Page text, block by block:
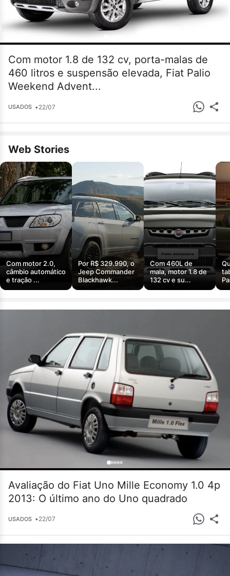
Com motor 1.8 de 132 cv, porta-malas de
460 litros e suspensão elevada, Fiat Palio
Weekend Advent...
USADOS •22/07
Web Stories
Com motor 2.0,
câmbio automático
e tração ...
Por R$ 329.990, o
Jeep Commander
Blackhawk...
Com 460L de
mala, motor 1.8 de
132 cv e su...
Avaliação do Fiat Uno Mille Economy 1.0 4p
2013: O último ano do Uno quadrado
USADOS •22/07